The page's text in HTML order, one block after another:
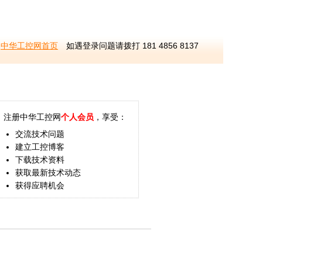
中华工控网首页 如遇登录问题请拨打 181 4856 8137
注册中华工控网个人会员 ，享受：
交流技术问题
建立工控博客
下载技术资料
获取最新技术动态
获得应聘机会